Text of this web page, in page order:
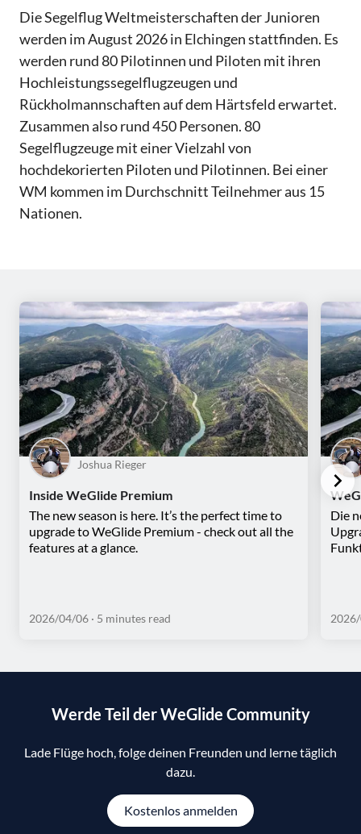
Die Segelflug Weltmeisterschaften der Junioren
werden im August 2026 in Elchingen stattfinden. Es
werden rund 80 Pilotinnen und Piloten mit ihren
Hochleistungssegelflugzeugen und
Rückholmannschaften auf dem Härtsfeld erwartet.
Zusammen also rund 450 Personen. 80
Segelflugzeuge mit einer Vielzahl von
hochdekorierten Piloten und Pilotinnen. Bei einer
WM kommen im Durchschnitt Teilnehmer aus 15
Nationen.
Joshua Rieger
Inside WeGlide Premium
The new season is here. It’s the perfect time to
upgrade to WeGlide Premium - check out all the
features at a glance.
2026/04/06 · 5 minutes read
Die
Werde Teil der WeGlide Community
Lade Flüge hoch, folge deinen Freunden und lerne täglich
dazu.
Kostenlos anmelden